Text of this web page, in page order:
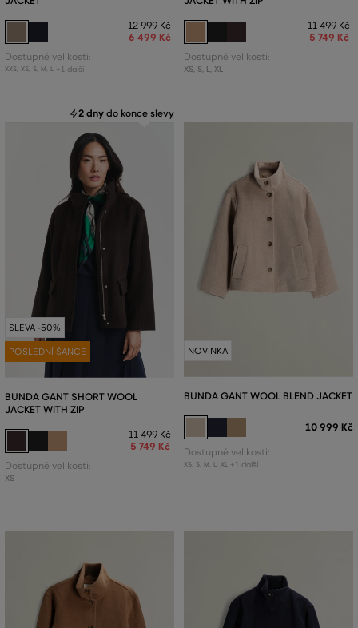
12 999 Kč
6 499 Kč
Dostupné velikosti:
XXS, XS, S, M L +1 další
11 499 Kč
5 749 Kč
Dostupné velikosti:
XS, S, L XL
2 dny do konce slevy
SLEVA -50%
POSLEDNÍ ŠANCE
BUNDA GANT SHORT WOOL
JACKET WITH ZIP
11 499 Kč
5 749 Kč
Dostupné velikosti:
XS
NOVINKA
BUNDA GANT WOOL BLEND JACKET
10 999 Kč
Dostupné velikosti:
XS, S, M L, XL +1 další